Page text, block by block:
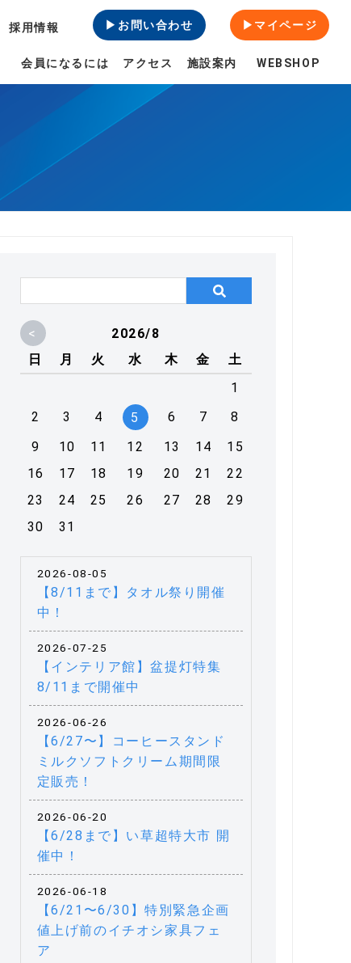
会員になるには アクセス 施設案内 WEBSHOP
採用情報 ▶お問い合わせ ▶マイページ
<
2026/8
日
月 火 水 木 金
土
1
2
3 4 5 6 7
8
9
10 11 12 13 14
15
16
17 18 19 20 21
22
23
24 25 26 27 28
29
30
31
2026-08-05
【8/11まで】タオル祭り開催
中！
2026-07-25
【インテリア館】盆提灯特集
8/11まで開催中
2026-06-26
【6/27〜】コーヒースタンド
ミルクソフトクリーム期間限
定販売！
2026-06-20
【6/28まで】い草超特大市 開
催中！
2026-06-18
【6/21〜6/30】特別緊急企画
値上げ前のイチオシ家具フェ
ア